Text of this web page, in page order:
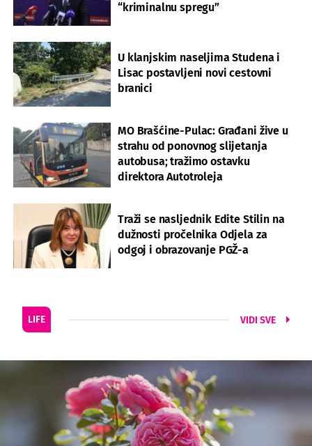
“kriminalnu spregu”
U klanjskim naseljima Studena i
Lisac postavljeni novi cestovni
branici
MO Brašćine-Pulac: Građani žive u
strahu od ponovnog slijetanja
autobusa; tražimo ostavku
direktora Autotroleja
Traži se nasljednik Edite Stilin na
dužnosti pročelnika Odjela za
odgoj i obrazovanje PGŽ-a
LIFE VIDI SVE